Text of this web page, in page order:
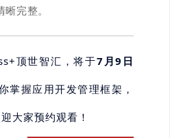
完整。
顶世智汇，将于7月9日
掌握应用开发管理框架，
大家预约观看！